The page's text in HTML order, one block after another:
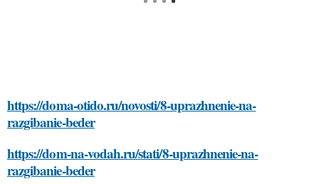
https://doma-otido.ru/novosti/8-uprazhnenie-na-
razgibanie-beder
https://dom-na-vodah.ru/stati/8-uprazhnenie-na-
razgibanie-beder